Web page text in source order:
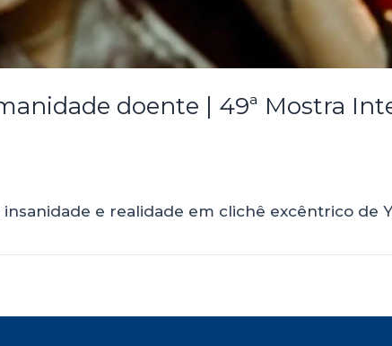
doente | 49ª Mostra
e realidade em clichê excêntrico de